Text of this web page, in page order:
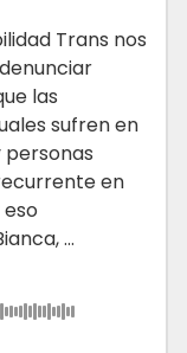
Trans nos
las
sufren en
personas
en
...